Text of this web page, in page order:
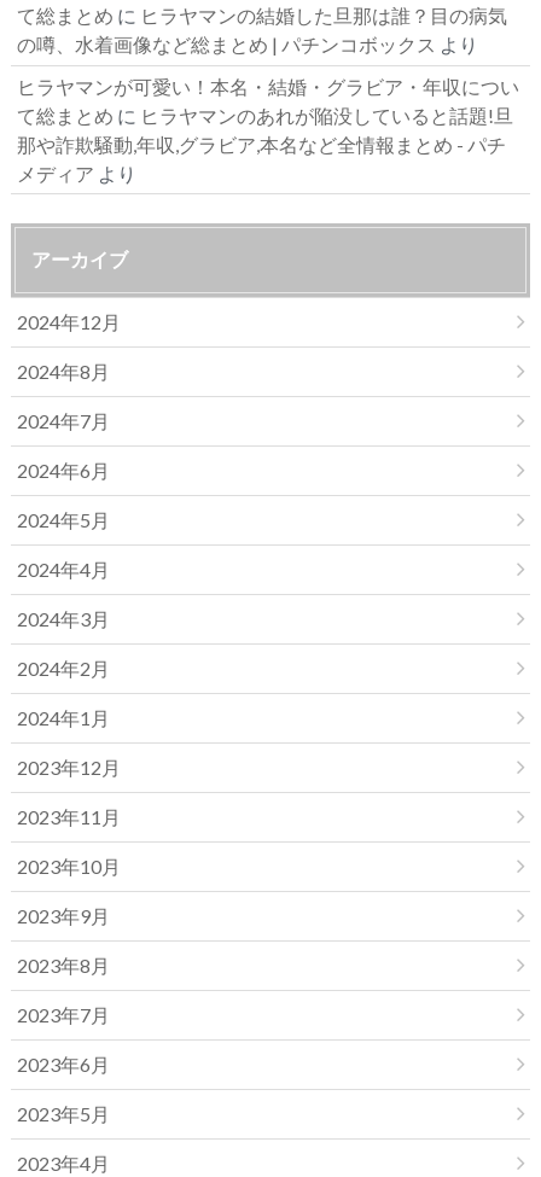
て総まとめ に ヒラヤマンの結婚した旦那は誰？目の病気
の噂、水着画像など総まとめ | パチンコボックス より
ヒラヤマンが可愛い！本名・結婚・グラビア・年収につい
て総まとめ に ヒラヤマンのあれが陥没していると話題!旦
那や詐欺騒動,年収,グラビア,本名など全情報まとめ - パチ
メディア より
アーカイブ
2024年12月
2024年8月
2024年7月
2024年6月
2024年5月
2024年4月
2024年3月
2024年2月
2024年1月
2023年12月
2023年11月
2023年10月
2023年9月
2023年8月
2023年7月
2023年6月
2023年5月
2023年4月